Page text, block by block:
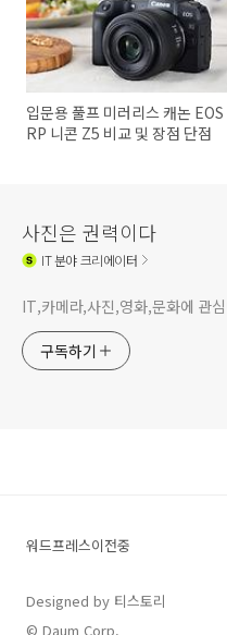
입문용 풀프 미러리스 캐논 EOS
RP 니콘 Z5 비교 및 장점 단점
사진은 권력이다
IT분야 크리에이터
IT,카메라,사진,영화,문화에 관
구독하기
워드프레스이전중
Designed by 티스토리
© Daum Corp.